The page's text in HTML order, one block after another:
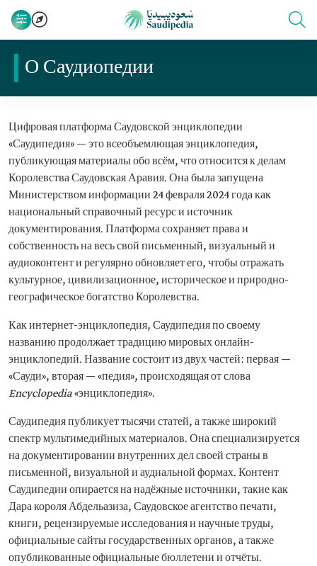
О Саудиопедии
Цифровая платформа Саудовской энциклопедии
«Саудипедия» — это всеобъемлющая энциклопедия,
публикующая материалы обо всём, что относится к делам
Королевства Саудовская Аравия. Она была запущена
Министерством информации 24 февраля 2024 года как
национальный справочный ресурс и источник
документирования. Платформа сохраняет права и
собственность на весь свой письменный, визуальный и
аудиоконтент и регулярно обновляет его, чтобы отражать
культурное, цивилизационное, историческое и природно-
географическое богатство Королевства.
Как интернет-энциклопедия, Саудипедия по своему
названию продолжает традицию мировых онлайн-
энциклопедий. Название состоит из двух частей: первая —
«Сауди», вторая — «педия», происходящая от слова
Encyclopedia«энциклопедия».
Саудипедия публикует тысячи статей, а также широкий
спектр мультимедийных материалов. Она специализируется
на документировании внутренних дел своей страны в
письменной, визуальной и аудиальной формах. Контент
Саудипедии опирается на надёжные источники, такие как
Дара короля Абдельазиза, Саудовское агентство печати,
книги, рецензируемые исследования и научные труды,
официальные сайты государственных органов, а также
опубликованные официальные бюллетени и отчёты.